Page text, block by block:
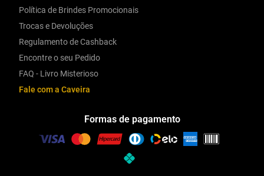
Política de Brindes Promocionais
Trocas e Devoluções
Regulamento de Cashback
Encontre o seu Pedido
FAQ - Livro Misterioso
Fale com a Caveira
Formas de pagamento